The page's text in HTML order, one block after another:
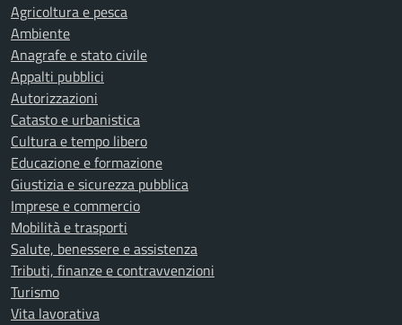
Agricoltura e pesca
Ambiente
Anagrafe e stato civile
Appalti pubblici
Autorizzazioni
Catasto e urbanistica
Cultura e tempo libero
Educazione e formazione
Giustizia e sicurezza pubblica
Imprese e commercio
Mobilità e trasporti
Salute, benessere e assistenza
Tributi, finanze e contravvenzioni
Turismo
Vita lavorativa